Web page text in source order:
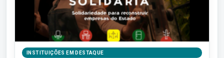
INSTITUIÇÕES EM DESTAQUE